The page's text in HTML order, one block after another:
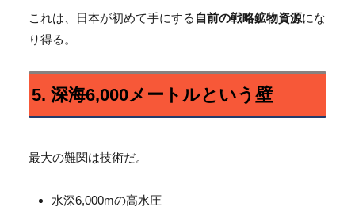
これは、日本が初めて手にする 自前の戦略鉱物資源にな
り得る。
5. 深海6,000メートルという壁
最大の難関は技術だ。
水深6,000mの高水圧